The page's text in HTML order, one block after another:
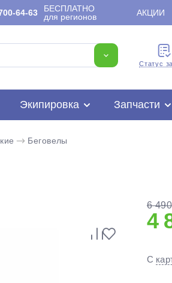
64-63
БЕСПЛАТНО
для регионов
АКЦИИ
Cтатус
Экипировка Запчасти
Беговелы
6
4
С